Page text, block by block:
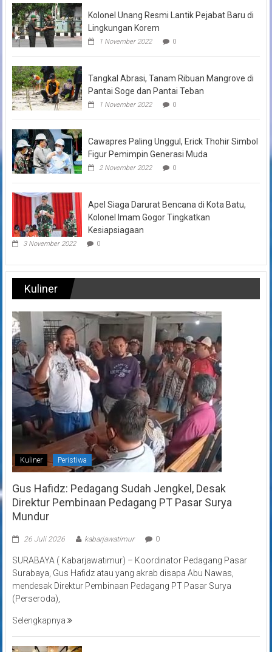
Kolonel Unang Resmi Lantik Pejabat Baru di
Lingkungan Korem
1 November 2022 0
Tangkal Abrasi, Tanam Ribuan Mangrove di
Pantai Soge dan Pantai Teban
1 November 2022 0
Cawapres Paling Unggul, Erick Thohir Simbol
Figur Pemimpin Generasi Muda
2 November 2022 0
Apel Siaga Darurat Bencana di Kota Batu,
Kolonel Imam Gogor Tingkatkan
Kesiapsiagaan
3 November 2022 0
Kuliner
Kuliner Peristiwa
Gus Hafidz: Pedagang Sudah Jengkel, Desak
Direktur Pembinaan Pedagang PT Pasar Surya
Mundur
26 Juli 2026 kabarjawatimur 0
SURABAYA ( Kabarjawatimur) – Koordinator Pedagang Pasar
Surabaya, Gus Hafidz atau yang akrab disapa Abu Nawas,
mendesak Direktur Pembinaan Pedagang PT Pasar Surya
(Perseroda),
Selengkapnya